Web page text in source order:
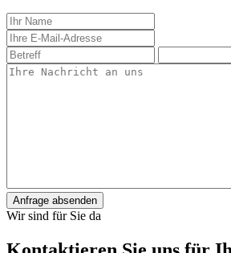
Anfrage absenden
Wir sind für Sie da